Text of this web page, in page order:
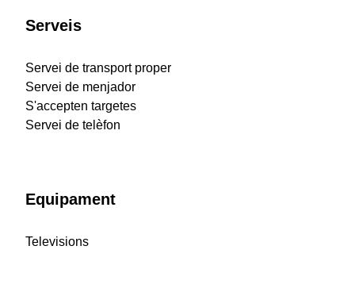
Serveis
Servei de transport proper
Servei de menjador
S'accepten targetes
Servei de telèfon
Equipament
Televisions